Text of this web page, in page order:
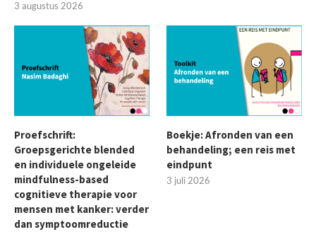
3 augustus 2026
Proefschrift:
Groepsgerichte blended
en individuele ongeleide
mindfulness-based
cognitieve therapie voor
mensen met kanker: verder
dan symptoomreductie
Boekje: Afronden van een
behandeling; een reis met
eindpunt
3 juli 2026